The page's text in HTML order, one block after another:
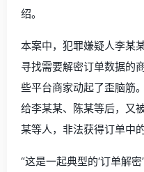
绍。
本案中，犯罪嫌疑人李某
寻找需要解密订单数据的
些平台商家动起了歪脑筋
给李某某、陈某等后，又
某等人，非法获得订单中
“这是一起典型的‘订单解